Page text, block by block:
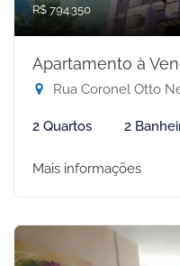
R$ 794.350
Apartamento à
Rua Coronel Otto Neto
2 Quartos 2
Mais informações